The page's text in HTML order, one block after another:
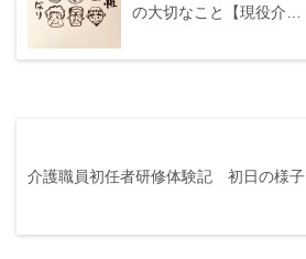
の大切なこと【現役介…
介護職員初任者研修体験記 初日の様子